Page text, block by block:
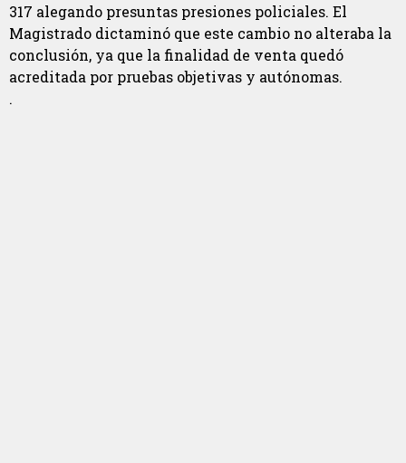
317 alegando presuntas presiones policiales. El
Magistrado dictaminó que este cambio no alteraba la
conclusión, ya que la finalidad de venta quedó
acreditada por pruebas objetivas y autónomas.
.